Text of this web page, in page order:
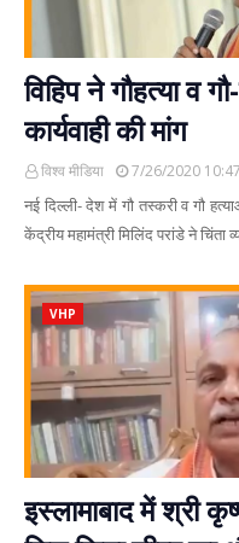
विहिप ने गौहत्या व
कार्यवाही की मांग
विश्व मीडिया 7/26/2020
नई दिल्ली- देश में गौ तस्करी व गौ
केंद्रीय महामंत्री मिलिंद परांडे ने
VHP
इस्लामाबाद में श्री